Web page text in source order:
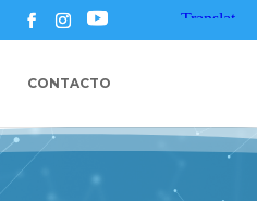
CONTACTO